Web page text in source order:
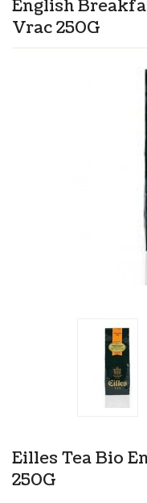
English
Vrac 250G
Eilles Tea Bio
250G